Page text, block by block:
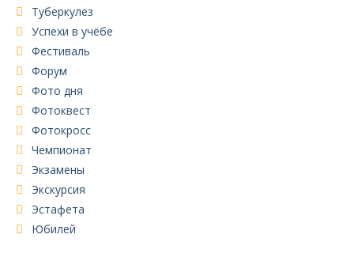
Туберкулез
Успехи в учёбе
Фестиваль
Форум
Фото дня
Фотоквест
Фотокросс
Чемпионат
Экзамены
Экскурсия
Эстафета
Юбилей